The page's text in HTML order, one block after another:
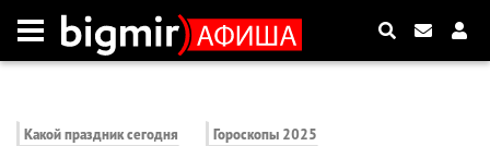
Какой праздник сегодня Гороскопы 2025